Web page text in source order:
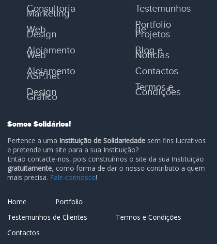
Consultoria
Marketing
Web
Design
Alojamento
Web
Alojamento
ASP.net
Design
Gráfico
Testemunhos
Portfolio
de
Projetos
Blog e
Notícias
Contactos
Termos e
Condições
Somos Solidários!
Pertence a uma Instituição de Solidariedade sem fins lucrativos
e pretende um site para a sua Instituição?
Então contacte-nos, pois construímos o site da sua Instituição
gratuitamente, como forma de dar o nosso contributo a quem
mais precisa. Fale connosco!
Home
Portfolio
Testemunhos de Clientes
Termos e Condições
Contactos